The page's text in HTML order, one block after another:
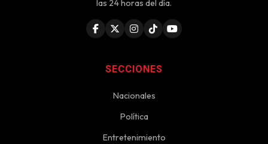
las 24 horas del día.
SECCIONES
Nacionales
Política
Entretenimiento